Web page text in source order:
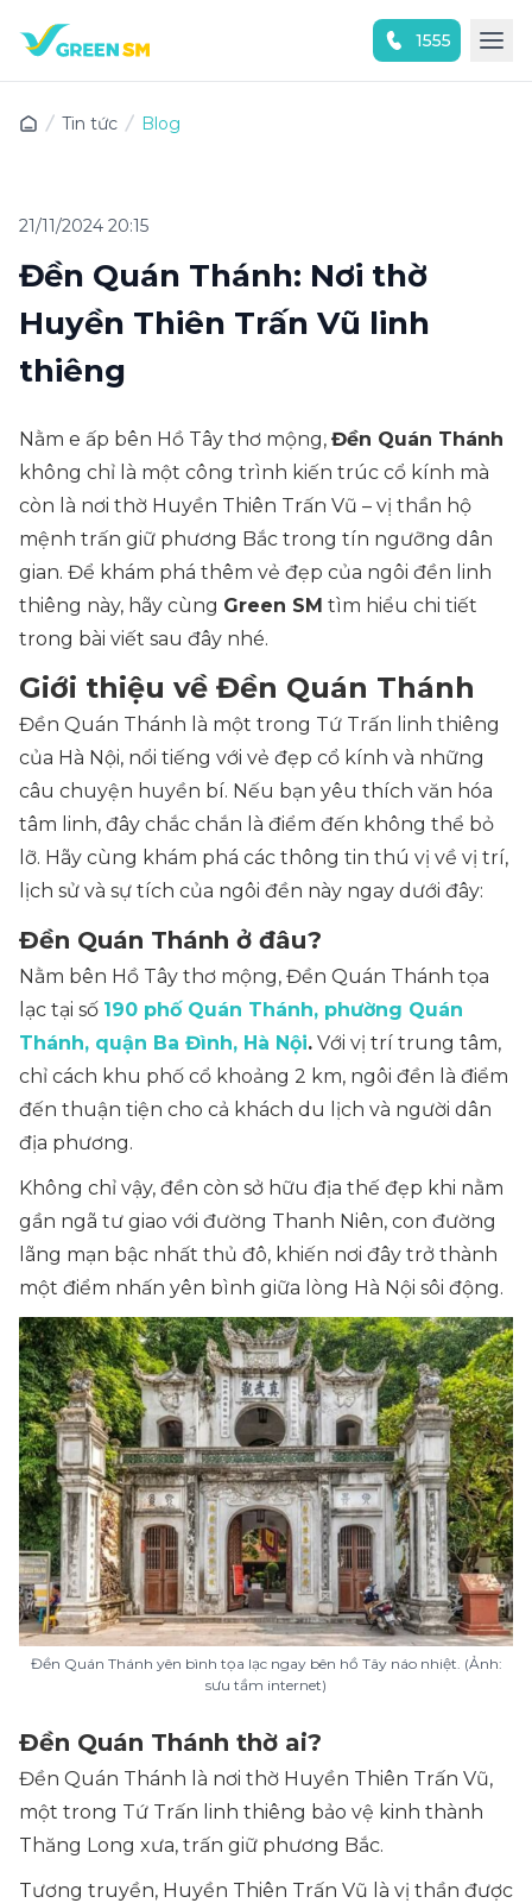
1555
Tin tức Blog
21/11/2024 20:15
Đền Quán Thánh: Nơi thờ
Huyền Thiên Trấn Vũ linh
thiêng
Nằm e ấp bên Hồ Tây thơ mộng, Đền Quán Thánh
không chỉ là một công trình kiến trúc cổ kính mà
còn là nơi thờ Huyền Thiên Trấn Vũ – vị thần hộ
mệnh trấn giữ phương Bắc trong tín ngưỡng dân
gian. Để khám phá thêm vẻ đẹp của ngôi đền linh
thiêng này, hãy cùng Green SM tìm hiểu chi tiết
trong bài viết sau đây nhé.
Giới thiệu về Đền Quán Thánh
Đền Quán Thánh là một trong Tứ Trấn linh thiêng
của Hà Nội, nổi tiếng với vẻ đẹp cổ kính và những
câu chuyện huyền bí. Nếu bạn yêu thích văn hóa
tâm linh, đây chắc chắn là điểm đến không thể bỏ
lỡ. Hãy cùng khám phá các thông tin thú vị về vị trí,
lịch sử và sự tích của ngôi đền này ngay dưới đây:
Đền Quán Thánh ở đâu?
Nằm bên Hồ Tây thơ mộng, Đền Quán Thánh tọa
lạc tại số 190 phố Quán Thánh, phường Quán
Thánh, quận Ba Đình, Hà Nội. Với vị trí trung tâm,
chỉ cách khu phố cổ khoảng 2 km, ngôi đền là điểm
đến thuận tiện cho cả khách du lịch và người dân
địa phương.
Không chỉ vậy, đền còn sở hữu địa thế đẹp khi nằm
gần ngã tư giao với đường Thanh Niên, con đường
lãng mạn bậc nhất thủ đô, khiến nơi đây trở thành
một điểm nhấn yên bình giữa lòng Hà Nội sôi động.
Đền Quán Thánh yên bình tọa lạc ngay bên hồ Tây náo nhiệt. (Ảnh:
sưu tầm internet)
Đền Quán Thánh thờ ai?
Đền Quán Thánh là nơi thờ Huyền Thiên Trấn Vũ,
một trong Tứ Trấn linh thiêng bảo vệ kinh thành
Thăng Long xưa, trấn giữ phương Bắc.
Tương truyền, Huyền Thiên Trấn Vũ là vị thần được